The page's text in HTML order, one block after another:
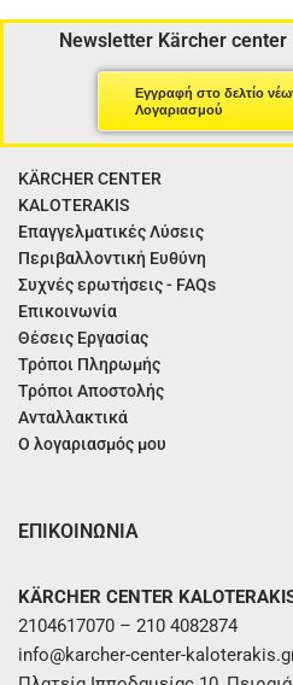
Newsletter Kärcher
Εγγραφή στο δελτίο
Λογαριασμού
KÄRCHER CENTER
KALOTERAKIS
Επαγγελματικές Λύσεις
Περιβαλλοντική Ευθύνη
Συχνές ερωτήσεις - FAQs
Επικοινωνία
Θέσεις Εργασίας
Τρόποι Πληρωμής
Τρόποι Αποστολής
Ανταλλακτικά
Ο λογαριασμός μου
ΕΠΙΚΟΙΝΩΝΙΑ
KÄRCHER CENTER
2104617070 – 210 4082874
info@karcher-center-